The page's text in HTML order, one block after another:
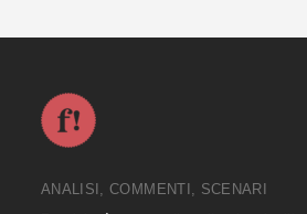
ANALISI, COMMENTI, SCENARI